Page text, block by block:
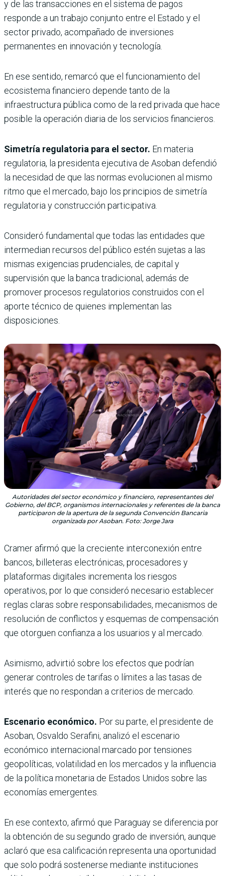
y de las transacciones en el sistema de pagos
responde a un trabajo conjunto entre el Estado y el
sector privado, acompañado de inversiones
permanentes en innovación y tecnología.
En ese sentido, remarcó que el funcionamiento del
ecosistema financiero depende tanto de la
infraestructura pública como de la red privada que hace
posible la operación diaria de los servicios financieros.
Simetría regulatoria para el sector. En materia
regulatoria, la presidenta ejecutiva de Asoban defendió
la necesidad de que las normas evolucionen al mismo
ritmo que el mercado, bajo los principios de simetría
regulatoria y construcción participativa.
Consideró fundamental que todas las entidades que
intermedian recursos del público estén sujetas a las
mismas exigencias prudenciales, de capital y
supervisión que la banca tradicional, además de
promover procesos regulatorios construidos con el
aporte técnico de quienes implementan las
disposiciones.
Autoridades del sector económico y financiero, representantes del
Gobierno, del BCP, organismos internacionales y referentes de la banca
participaron de la apertura de la segunda Convención Bancaria
organizada por Asoban. Foto: Jorge Jara
Cramer afirmó que la creciente interconexión entre
bancos, billeteras electrónicas, procesadores y
plataformas digitales incrementa los riesgos
operativos, por lo que consideró necesario establecer
reglas claras sobre responsabilidades, mecanismos de
resolución de conflictos y esquemas de compensación
que otorguen confianza a los usuarios y al mercado.
Asimismo, advirtió sobre los efectos que podrían
generar controles de tarifas o límites a las tasas de
interés que no respondan a criterios de mercado.
Escenario económico. Por su parte, el presidente de
Asoban, Osvaldo Serafini, analizó el escenario
económico internacional marcado por tensiones
geopolíticas, volatilidad en los mercados y la influencia
de la política monetaria de Estados Unidos sobre las
economías emergentes.
En ese contexto, afirmó que Paraguay se diferencia por
la obtención de su segundo grado de inversión, aunque
aclaró que esa calificación representa una oportunidad
que solo podrá sostenerse mediante instituciones